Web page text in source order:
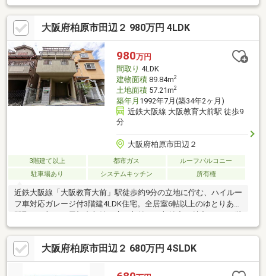
対応。電動シャッター付きガレージを備え、お好みのリフォーム
で理想の住まいづくりも楽しめます。
大阪府柏原市田辺２ 980万円 4LDK
980万円
間取り 4LDK
建物面積89.84m2
土地面積57.21m2
築年月 1992年7月(築34年2ヶ月)
近鉄大阪線 大阪教育大前駅 徒歩9
分
大阪府柏原市田辺２
3階建て以上 都市ガス
ルーフバルコニー
駐車場あり
システムキッチン 所有権
近鉄大阪線「大阪教育大前」駅徒歩約9分の立地に佇む、ハイルー
フ車対応ガレージ付3階建4LDK住宅。全居室6帖以上のゆとりある
間取りに加え、屋根裏収納や床下収納など収納力も魅力です。3階
には広々としたルーフバルコニーを備え、開放感のある住空間を
実現。閑静な住宅街に位置しながら、コンビニ・公園・病院など
生活施設も徒歩圏内に揃います。現況空家につき即時引渡し可
能。そのまま居住用としてはもちろん、リノベーションベースと
大阪府柏原市田辺２ 680万円 4SLDK